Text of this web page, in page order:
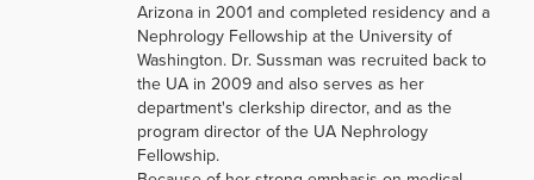
Arizona in 2001 and completed residency and a
Nephrology Fellowship at the University of
Washington. Dr. Sussman was recruited back to
the UA in 2009 and also serves as her
department's clerkship director, and as the
program director of the UA Nephrology
Fellowship.